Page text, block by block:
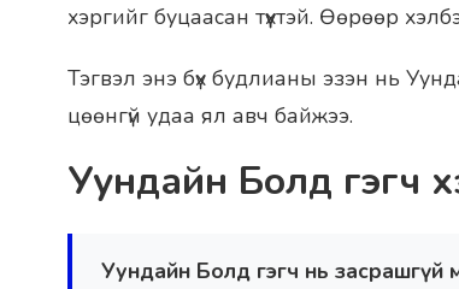
хэргийг буцаасан түүхтэй. Өөрөөр
Тэгвэл энэ бүх будлианы эзэн нь
цөөнгүй удаа ял авч байжээ.
Уундайн Болд гэгч
Уундайн Болд гэгч нь засрашгүй